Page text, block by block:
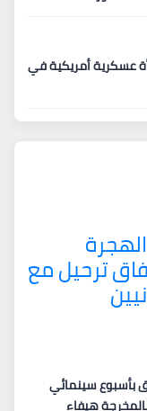
استهداف 85 منشأة عسكرية أمريكية في
ترحيل مع
بأسبوع سينمائي
بالمخرجة هيفاء